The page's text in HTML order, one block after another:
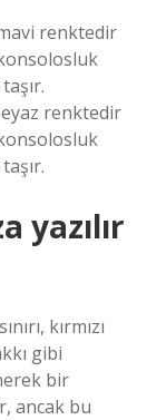
renktedir
renktedir
yazılır
kırmızı
gibi
bir
ancak bu